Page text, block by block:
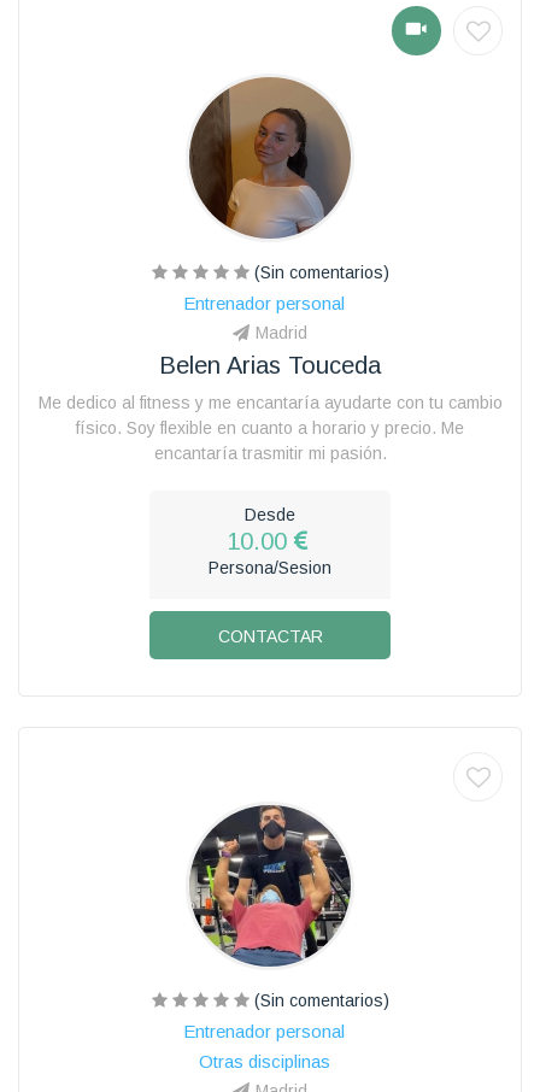
(Sin comentarios)
Entrenador personal
Madrid
Belen Arias Touceda
Me dedico al fitness y me encantaría ayudarte con tu cambio
físico. Soy flexible en cuanto a horario y precio. Me
encantaría trasmitir mi pasión.
Desde
10.00
Persona/Sesion
CONTACTAR
(Sin comentarios)
Entrenador personal
Otras disciplinas